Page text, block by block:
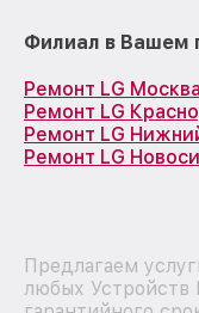
Филиал в Вашем
Ремонт LG Москва
Ремонт LG
Ремонт LG
Ремонт LG
Предлагаем
любых Устройств